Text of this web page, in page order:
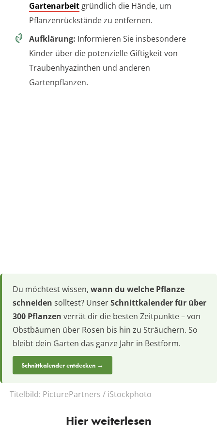
Gartenarbeit gründlich die Hände, um
Pflanzenrückstände zu entfernen.
Aufklärung: Informieren Sie insbesondere
Kinder über die potenzielle Giftigkeit von
Traubenhyazinthen und anderen
Gartenpflanzen.
Du möchtest wissen, wann du welche Pflanze
schneiden solltest? UnserSchnittkalender für über
300 Pflanzen verrät dir die besten Zeitpunkte – von
Obstbäumen über Rosen bis hin zu Sträuchern. So
bleibt dein Garten das ganze Jahr in Bestform.
Schnittkalender entdecken →
Titelbild: PicturePartners / iStockphoto
Hier weiterlesen